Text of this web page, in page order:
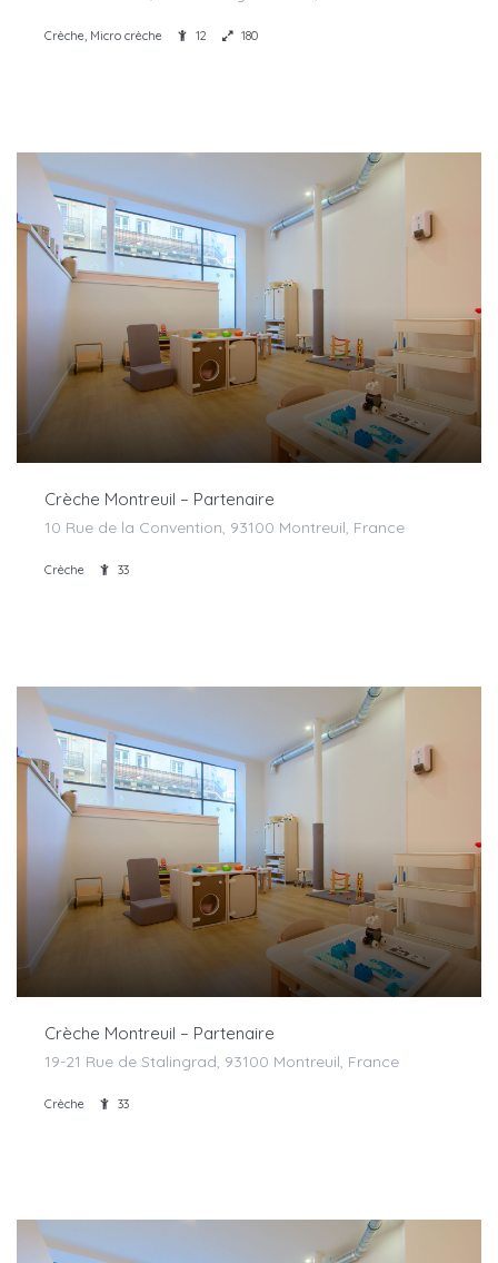
Crèche, Micro crèche 12 180
Crèche Montreuil – Partenaire
10 Rue de la Convention, 93100 Montreuil, France
Crèche 33
Crèche Montreuil – Partenaire
19-21 Rue de Stalingrad, 93100 Montreuil, France
Crèche 33